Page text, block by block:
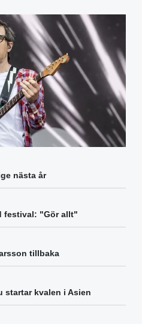
nästa år
festival: "Gör allt"
tillbaka
startar kvalen i Asien